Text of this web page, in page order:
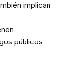
implican
públicos